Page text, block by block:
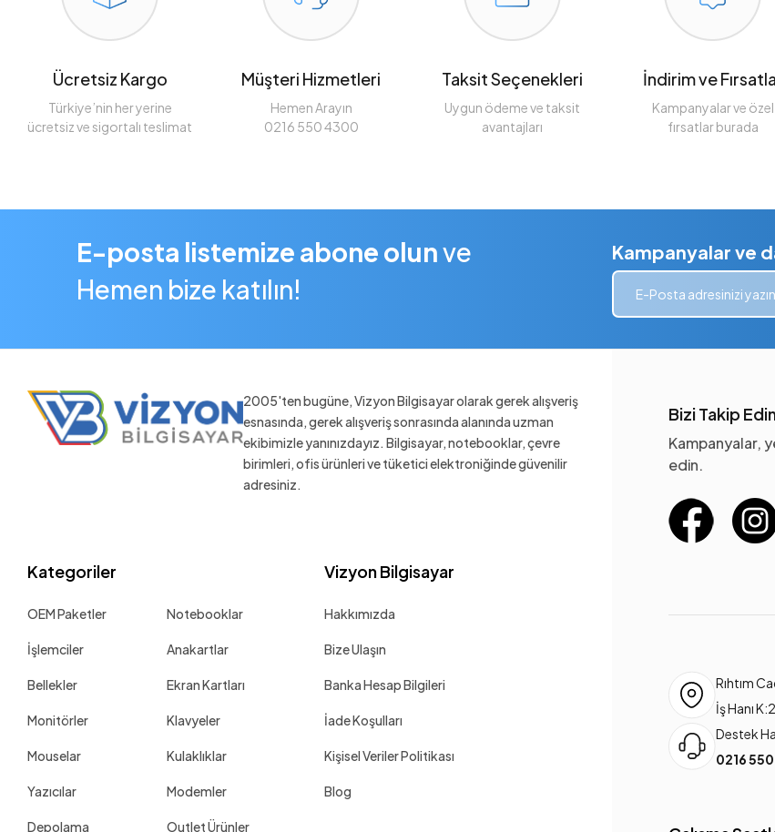
Ücretsiz Kargo
Türkiye’nin her yerine
ücretsiz ve sigortalı teslimat
Müşteri Hizmetleri
Hemen Arayın
0216 550 4300
Taksit Seçenekleri
Uygun ödeme ve taksit
avantajları
İndirim ve
Kampanyalar ve özel
fırsatlar burada
E-posta listemize abone olunve
Hemen bize katılın!
Kampanyalar ve
2005'ten bugüne, Vizyon Bilgisayar olarak gerek alışveriş
esnasında, gerek alışveriş sonrasında alanında uzman
ekibimizle yanınızdayız. Bilgisayar, notebooklar, çevre
birimleri, ofis ürünleri ve tüketici elektroniğinde güvenilir
adresiniz.
Kategoriler
OEM Paketler Notebooklar
İşlemciler Anakartlar
Bellekler Ekran Kartları
Monitörler Klavyeler
Mouselar Kulaklıklar
Yazıcılar Modemler
Depolama Outlet Ürünler
Vizyon Bilgisayar
Hakkımızda
Bize Ulaşın
Banka Hesap Bilgileri
İade Koşulları
Kişisel Veriler Politikası
Blog
Bizi Takip
Kampanyalar,
edin.
Rıhtım
İş Hanı
Destek
0216